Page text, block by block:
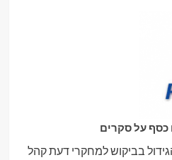
בביקוש למחקרי דעת קהל